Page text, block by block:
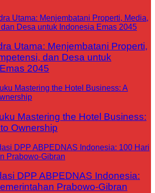
Utama: Menjembatani Properti,
dan Desa untuk
2045
Mastering the Hotel Business:
Ownership
DPP ABPEDNAS Indonesia:
Prabowo-Gibran